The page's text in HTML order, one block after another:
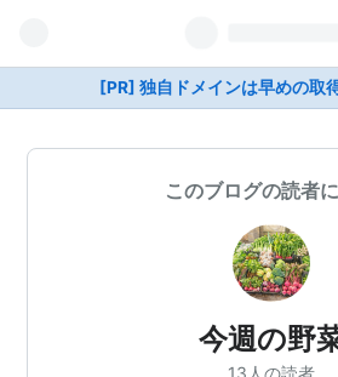
[PR] 独自ドメインは早めの取
このブログの読者
今週の野
13人の読者